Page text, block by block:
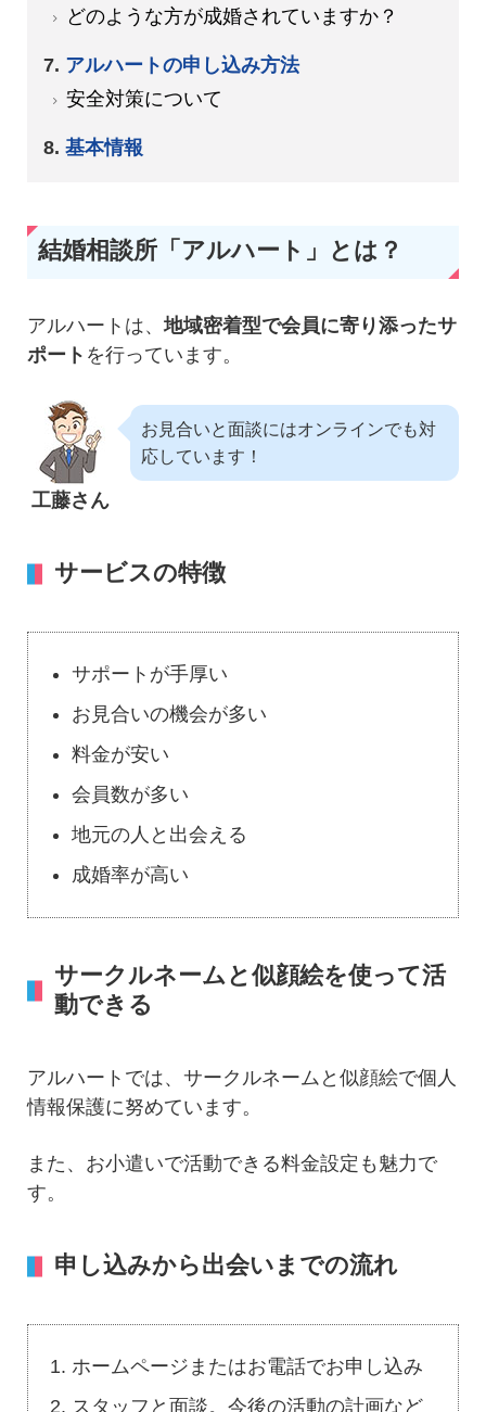
どのような方が成婚されていますか？
アルハートの申し込み方法
安全対策について
基本情報
結婚相談所「アルハート」とは？
アルハートは、地域密着型で会員に寄り添ったサ
ポート を行っています。
工藤さん
お見合いと面談にはオンラインでも対
応しています！
サービスの特徴
サポートが手厚い
お見合いの機会が多い
料金が安い
会員数が多い
地元の人と出会える
成婚率が高い
サークルネームと似顔絵を使って活
動できる
アルハートでは、サークルネームと似顔絵で個人
情報保護に努めています。
また、お小遣いで活動できる料金設定も魅力で
す。
申し込みから出会いまでの流れ
ホームページまたはお電話でお申し込み
スタッフと面談。今後の活動の計画など